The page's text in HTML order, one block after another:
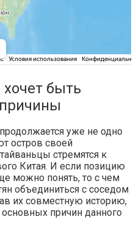
быть
уже не одно
остров своей
стремятся к
Китая. И если позицию
можно понять, то с чем
объединиться с соседом
их совместную историю,
причин данного